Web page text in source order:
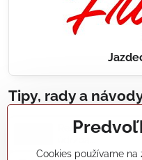
Tipy, rady a
Realizácie záhradných
Cookies používame